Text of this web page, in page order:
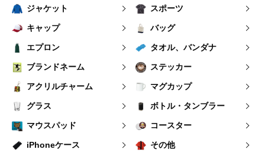
ジャケット スポーツ
キャップ バッグ
エプロン タオル、バンダナ
ブランドネーム ステッカー
アクリルチャーム マグカップ
グラス ボトル・タンブラー
マウスパッド コースター
iPhoneケース その他